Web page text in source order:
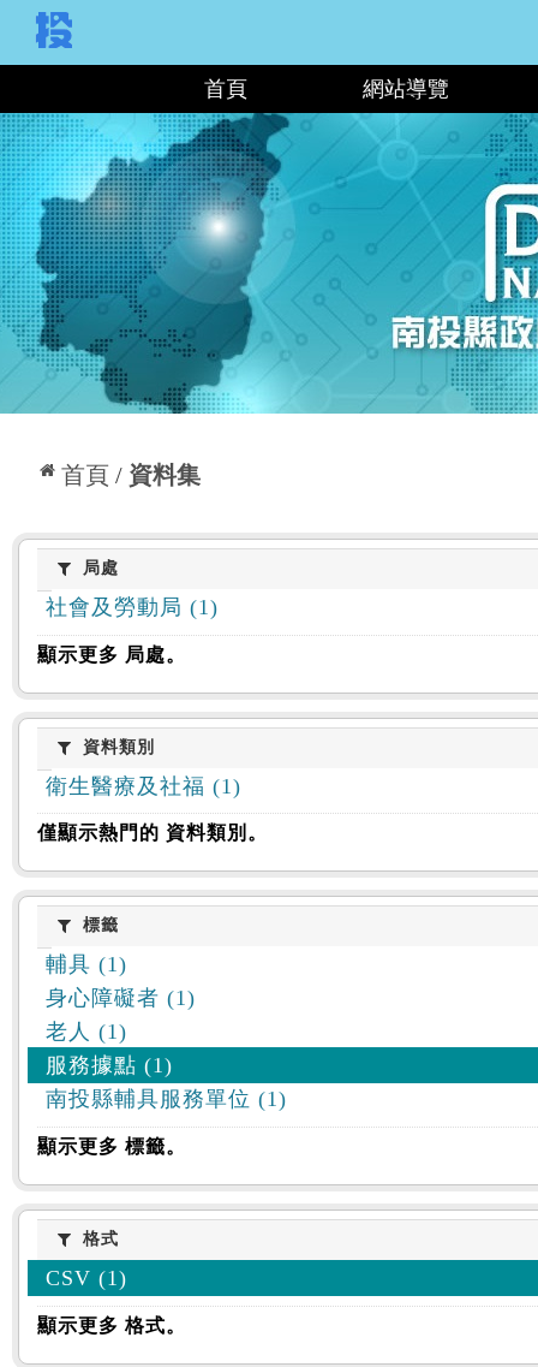
首頁 網站導覽
首頁 資料集
:::
局處局處
社會及勞動局 (1)
顯示更多 局處。
資料類別
資料類別
衛生醫療及社福 (1)
僅顯示熱門的 資料類別。
標籤標籤
輔具 (1)
身心障礙者 (1)
老人 (1)
服務據點 (1)
南投縣輔具服務單位 (1)
顯示更多 標籤。
格式格式
CSV (1)
顯示更多 格式。